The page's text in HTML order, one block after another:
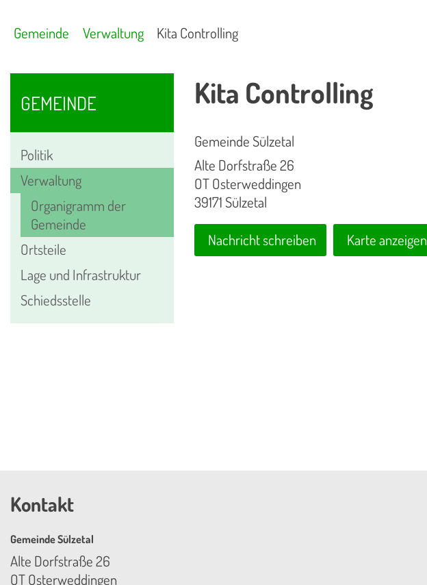
Gemeinde Verwaltung Kita Controlling
GEMEINDE
Politik
Verwaltung
Organigramm der
Gemeinde
Ortsteile
Lage und Infrastruktur
Schiedsstelle
Kita Controlling
Gemeinde Sülzetal
Alte Dorfstraße 26
OT Osterweddingen
39171 Sülzetal
Nachricht schreiben Karte anzeigen
Kontakt
Gemeinde Sülzetal
Alte Dorfstraße 26
OT Osterweddingen